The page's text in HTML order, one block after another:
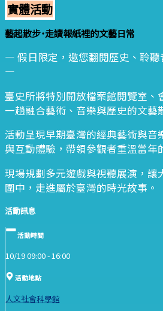
實體活動
藝起散步˙走讀報紙裡的文藝日常
— 假日限定，邀您翻閱歷史、聆聽
—
臺史所將特別開放檔案館閱覽室、
一趟融合藝術、音樂與歷史的文
活動呈現早期臺灣的經典藝術與音
與互動體驗，帶領參觀者重溫當年
現場規劃多元遊戲與視聽展演，讓
圍中，走進屬於臺灣的時光故事。
活動訊息
活動時間
10/19 09:00 -16:00
活動地點
人文社會科學館